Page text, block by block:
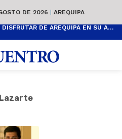
DE 2026 | AREQUIPA
ACTIVIDADES GRATUITAS PARA DISFRUTAR DE AREQUIPA EN SU ANIVERSARIO